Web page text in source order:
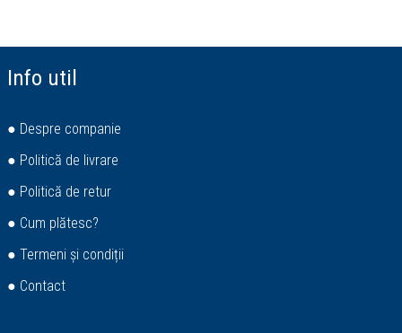
Info util
● Despre companie
● Politică de livrare
● Politică de retur
● Cum plătesc?
● Termeni și condiții
● Contact